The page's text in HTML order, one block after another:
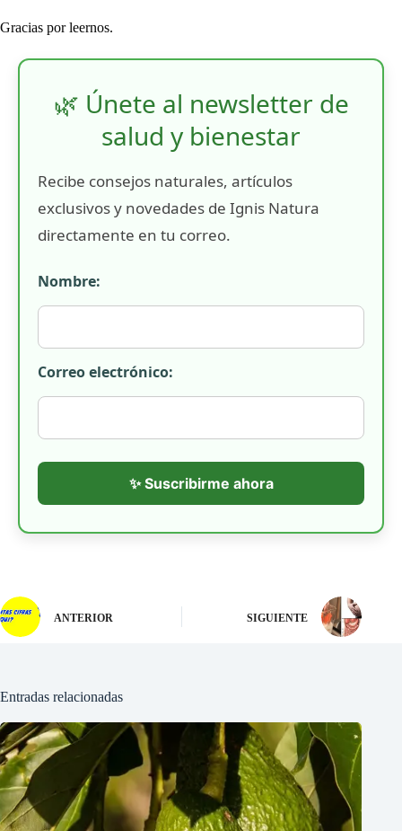
Gracias por leernos.
🌿 Únete al newsletter de
salud y bienestar
Recibe consejos naturales, artículos
exclusivos y novedades de Ignis Natura
directamente en tu correo.
Nombre:
Correo electrónico:
✨ Suscribirme ahora
ANTERIOR SIGUIENTE
Entradas relacionadas